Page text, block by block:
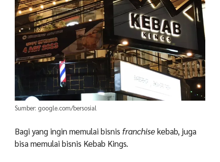
Sumber: google.com/bersosial
Bagi yang ingin memulai bisnis franchisekebab, juga
bisa memulai bisnis Kebab Kings.